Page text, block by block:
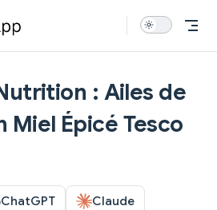
: Ailes de
Miel Épicé Tesco
ChatGPT Claude